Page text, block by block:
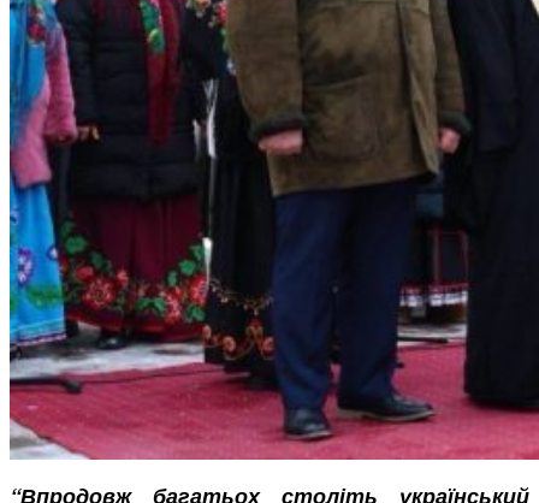
“Впродовж багатьох століть український